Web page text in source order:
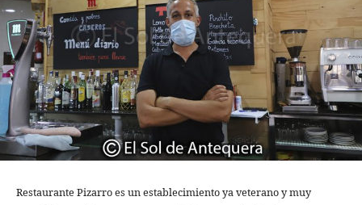
Restaurante Pizarro es un establecimiento ya veterano y muy